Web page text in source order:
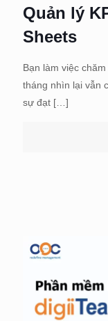
Quản lý
Sheets
Bạn làm việc
tháng nhìn lại vẫn
sự đạt […]